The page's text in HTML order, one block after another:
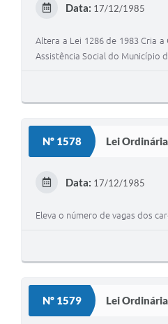
Data: 17/12/1985
Altera a Lei 1286 de 1983 Cria
Assistência Social do Município
Nº 1578 Lei Ordinária
Data: 17/12/1985
Eleva o número de vagas dos
Nº 1579 Lei Ordinária